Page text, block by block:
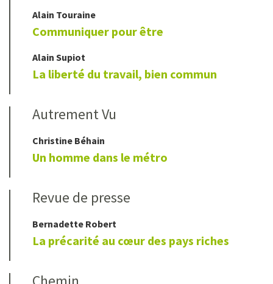
Alain Touraine
Communiquer pour être
Alain Supiot
La liberté du travail, bien commun
Autrement Vu
Christine Béhain
Un homme dans le métro
Revue de presse
Bernadette Robert
La précarité au cœur des pays riches